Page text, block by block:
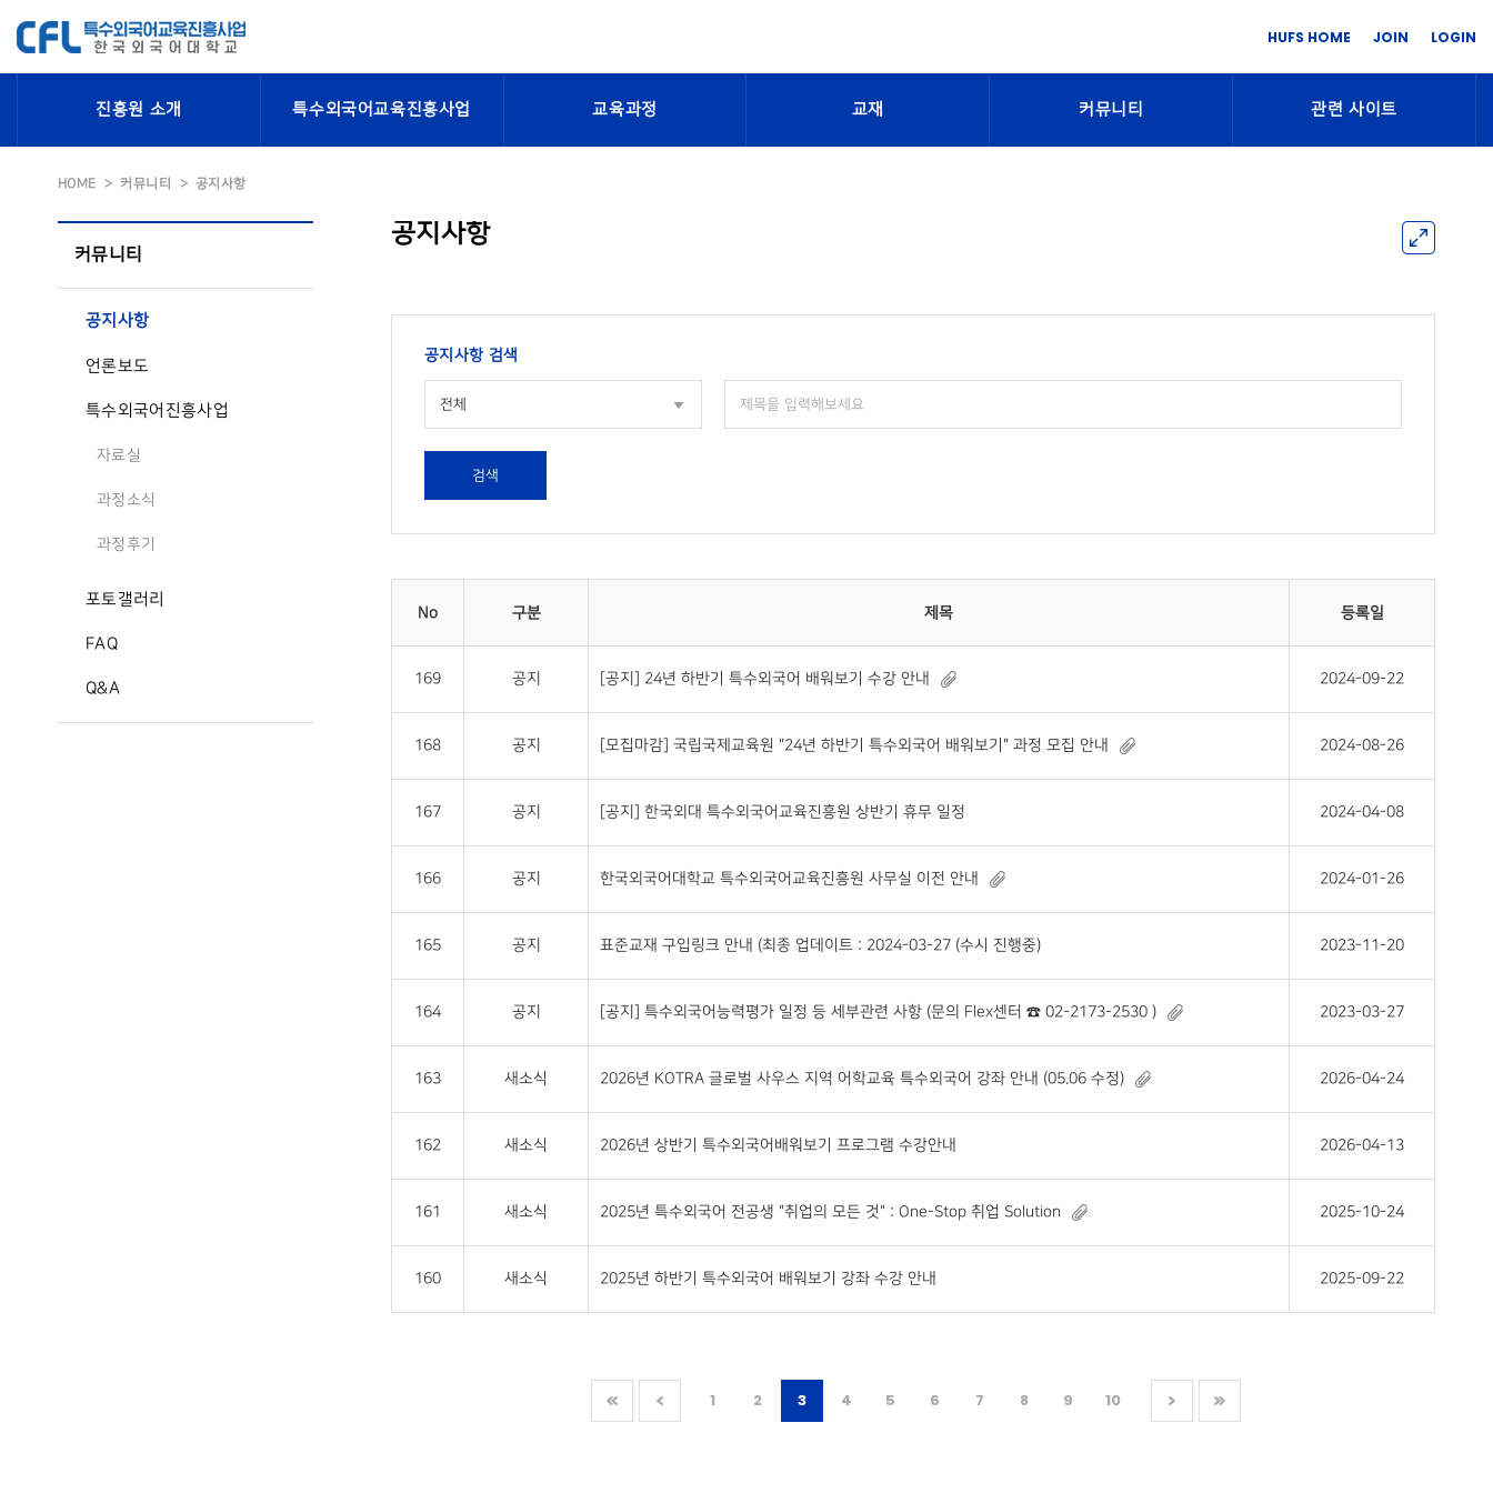
HUFS HOME JOIN LOGIN
진흥원 소개 특수외국어교육진흥사업 교육과정 교재 커뮤니티 관련 사이트
HOME 커뮤니티 공지사항
커뮤니티
공지사항
언론보도
특수외국어진흥사업
자료실
과정소식
과정후기
포토갤러리
FAQ
Q&A
공지사항
공지사항 검색
전체
검색
No 구분 제목 등록일
169 공지 [공지] 24년 하반기 특수외국어 배워보기 수강 안내 2024-09-22
168 공지 [모집마감] 국립국제교육원 "24년 하반기 특수외국어 배워보기" 과정 모집 안내 2024-08-26
167 공지 [공지] 한국외대 특수외국어교육진흥원 상반기 휴무 일정 2024-04-08
166 공지 한국외국어대학교 특수외국어교육진흥원 사무실 이전 안내 2024-01-26
165 공지 표준교재 구입링크 안내 (최종 업데이트 : 2024-03-27 (수시 진행중) 2023-11-20
164 공지 [공지] 특수외국어능력평가 일정 등 세부관련 사항 (문의 Flex센터 ☎ 02-2173-2530 ) 2023-03-27
163 새소식 2026년 KOTRA 글로벌 사우스 지역 어학교육 특수외국어 강좌 안내 (05.06 수정) 2026-04-24
162 새소식 2026년 상반기 특수외국어배워보기 프로그램 수강안내 2026-04-13
161 새소식 2025년 특수외국어 전공생 "취업의 모든 것" : One-Stop 취업 Solution 2025-10-24
160 새소식 2025년 하반기 특수외국어 배워보기 강좌 수강 안내 2025-09-22
1 2 3 4 5 6 7 8 9 10